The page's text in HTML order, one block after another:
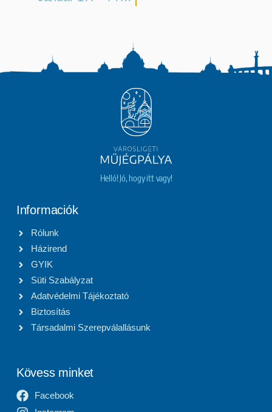
Helló! Jó, hogy itt vagy!
Informaciók
Rólunk
Házirend
GYIK
Süti Szabályzat
Adatvédelmi Tájékoztató
Biztosítás
Társadalmi Szerepválallásunk
Kövess minket
Facebook